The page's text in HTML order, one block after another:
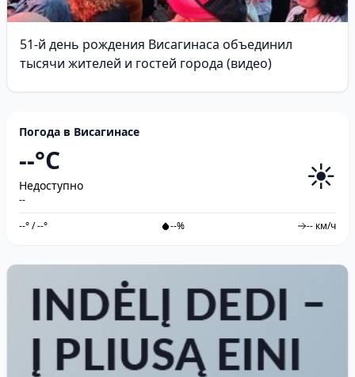
51-й день рождения Висагинаса объединил
тысячи жителей и гостей города (видео)
Погода в Висагинасе
--°C
Недоступно
--
☀️
--° / --° --% -- км/ч